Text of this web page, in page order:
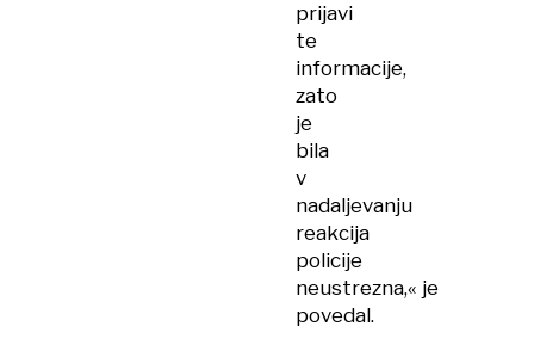
prijavi
te
informacije,
zato
je
bila
v
nadaljevanju
reakcija
policije
neustrezna,« je
povedal.